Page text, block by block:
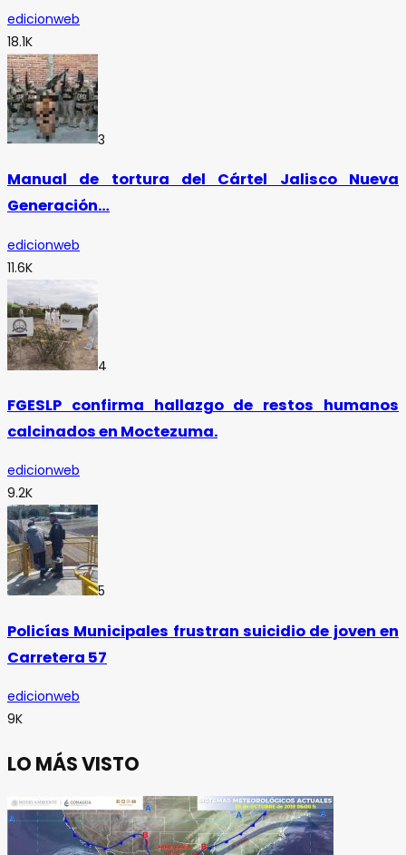
edicionweb
18.1K
3
Manual de tortura del Cártel Jalisco Nueva
Generación…
edicionweb
11.6K
4
FGESLP confirma hallazgo de restos humanos
calcinados en Moctezuma.
edicionweb
9.2K
5
Policías Municipales frustran suicidio de joven en
Carretera 57
edicionweb
9K
LO MÁS VISTO